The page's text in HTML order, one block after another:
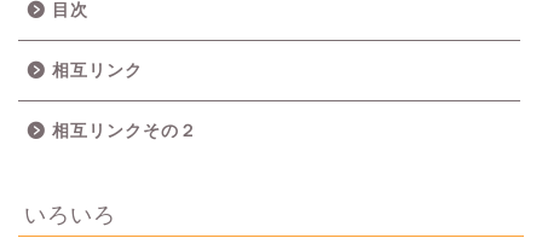
目次
相互リンク
相互リンクその２
いろいろ